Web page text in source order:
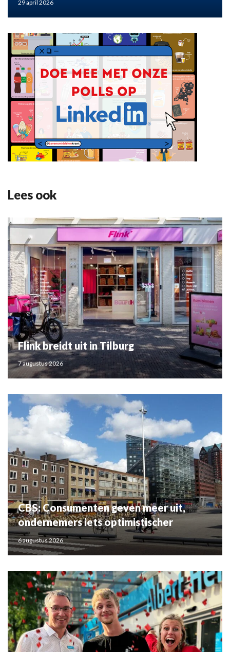
29 april 2026
Lees ook
Flink breidt uit in Tilburg
7 augustus 2026
CBS: Consumenten geven meer uit,
ondernemers iets optimistischer
6 augustus 2026